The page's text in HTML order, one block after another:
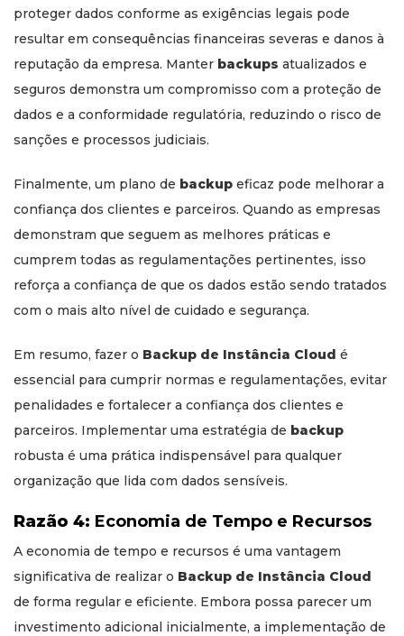
proteger dados conforme as exigências legais pode
resultar em consequências financeiras severas e danos à
reputação da empresa. Manter backups atualizados e
seguros demonstra um compromisso com a proteção de
dados e a conformidade regulatória, reduzindo o risco de
sanções e processos judiciais.
Finalmente, um plano de backup eficaz pode melhorar a
confiança dos clientes e parceiros. Quando as empresas
demonstram que seguem as melhores práticas e
cumprem todas as regulamentações pertinentes, isso
reforça a confiança de que os dados estão sendo tratados
com o mais alto nível de cuidado e segurança.
Em resumo, fazer o Backup de Instância Cloud é
essencial para cumprir normas e regulamentações, evitar
penalidades e fortalecer a confiança dos clientes e
parceiros. Implementar uma estratégia de backup
robusta é uma prática indispensável para qualquer
organização que lida com dados sensíveis.
Razão 4: Economia de Tempo e Recursos
A economia de tempo e recursos é uma vantagem
significativa de realizar o Backup de Instância Cloud
de forma regular e eficiente. Embora possa parecer um
investimento adicional inicialmente, a implementação de